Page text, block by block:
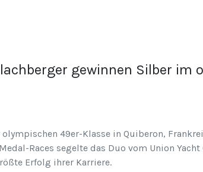
gewinnen Silber im
49er-Klasse in Quiberon,
Races segelte das Duo vom Union
Erfolg ihrer Karriere.